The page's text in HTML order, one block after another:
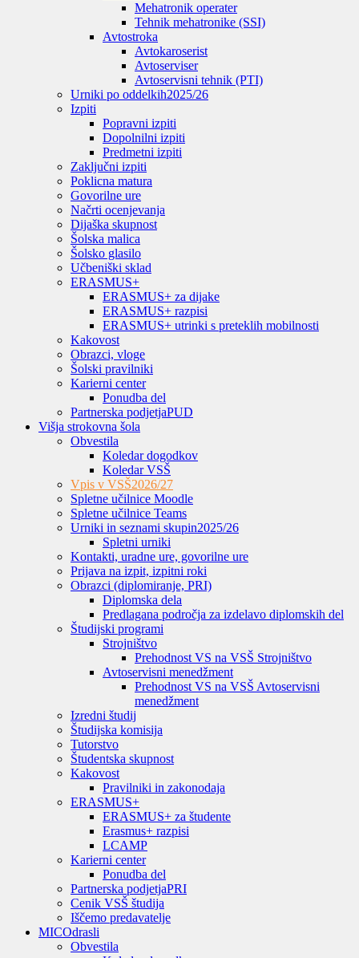
Mehatronik operater
Tehnik mehatronike (SSI)
Avtostroka
Avtokaroserist
Avtoserviser
Avtoservisni tehnik (PTI)
Urniki po oddelkih2025/26
Izpiti
Popravni izpiti
Dopolnilni izpiti
Predmetni izpiti
Zaključni izpiti
Poklicna matura
Govorilne ure
Načrti ocenjevanja
Dijaška skupnost
Šolska malica
Šolsko glasilo
Učbeniški sklad
ERASMUS+
ERASMUS+ za dijake
ERASMUS+ razpisi
ERASMUS+ utrinki s preteklih mobilnosti
Kakovost
Obrazci, vloge
Šolski pravilniki
Karierni center
Ponudba del
Partnerska podjetjaPUD
Višja strokovna šola
Obvestila
Koledar dogodkov
Koledar VSŠ
Vpis v VSŠ2026/27
Spletne učilnice Moodle
Spletne učilnice Teams
Urniki in seznami skupin2025/26
Spletni urniki
Kontakti, uradne ure, govorilne ure
Prijava na izpit, izpitni roki
Obrazci (diplomiranje, PRI)
Diplomska dela
Predlagana področja za izdelavo diplomskih del
Študijski programi
Strojništvo
Prehodnost VS na VSŠ Strojništvo
Avtoservisni menedžment
Prehodnost VS na VSŠ Avtoservisni
menedžment
Izredni študij
Študijska komisija
Tutorstvo
Študentska skupnost
Kakovost
Pravilniki in zakonodaja
ERASMUS+
ERASMUS+ za študente
Erasmus+ razpisi
LCAMP
Karierni center
Ponudba del
Partnerska podjetjaPRI
Cenik VSŠ študija
Iščemo predavatelje
MICOdrasli
Obvestila